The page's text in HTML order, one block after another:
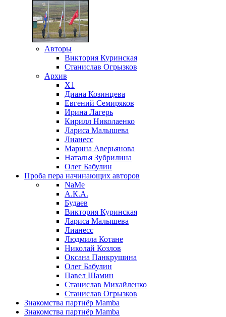
Авторы
Виктория Куринская
Станислав Огрызков
Архив
X1
Диана Козинцева
Евгений Семиряков
Ирина Лагерь
Кирилл Николаенко
Лариса Малышева
Лианесс
Марина Аверьянова
Наталья Зубрилина
Олег Бабулин
Проба пера начинающих авторов
NaMe
А.К.А.
Будаев
Виктория Куринская
Лариса Малышева
Лианесс
Людмила Котане
Николай Козлов
Оксана Панкрушина
Олег Бабулин
Павел Шамин
Станислав Михайленко
Станислав Огрызков
Знакомства партнёр Mamba
Знакомства партнёр Mamba